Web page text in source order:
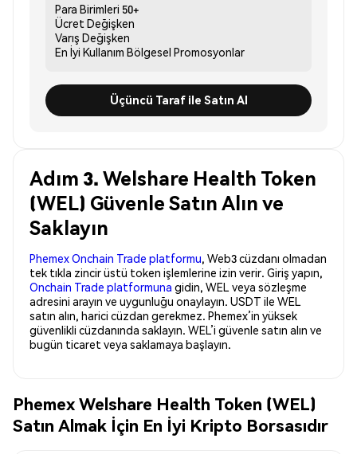
Para Birimleri 50+
Ücret Değişken
Varış Değişken
En İyi Kullanım Bölgesel Promosyonlar
Üçüncü Taraf ile Satın Al
Adım 3. Welshare Health Token
(WEL) Güvenle Satın Alın ve
Saklayın
Phemex Onchain Trade platformu, Web3 cüzdanı olmadan
tek tıkla zincir üstü token işlemlerine izin verir. Giriş yapın,
Onchain Trade platformuna gidin, WEL veya sözleşme
adresini arayın ve uygunluğu onaylayın. USDT ile WEL
satın alın, harici cüzdan gerekmez. Phemex’in yüksek
güvenlikli cüzdanında saklayın. WEL’i güvenle satın alın ve
bugün ticaret veya saklamaya başlayın.
Phemex Welshare Health Token (WEL)
Satın Almak İçin En İyi Kripto Borsasıdır